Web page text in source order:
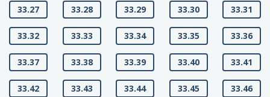
33.27 33.28 33.29 33.30 33.31
33.32 33.33 33.34 33.35 33.36
33.37 33.38 33.39 33.40 33.41
33.42 33.43 33.44 33.45 33.46